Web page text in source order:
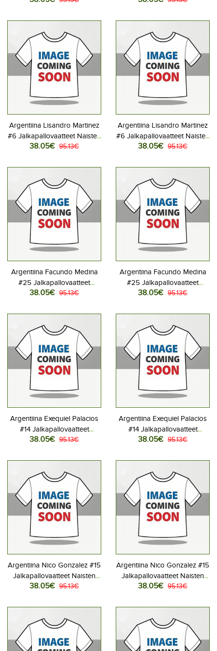
Argentiina Lisandro Martinez
#6 Jalkapallovaatteet Naisten
Kotipaita MM-kisat 2026
38.05€ 95.13€
Argentiina Lisandro Martinez
#6 Jalkapallovaatteet Naisten
Vieraspaita MM-kisat 2026
38.05€ 95.13€
Argentiina Facundo Medina
#25 Jalkapallovaatteet
Naisten Kotipaita MM-kisat
38.05€ 95.13€
Argentiina Facundo Medina
#25 Jalkapallovaatteet
Naisten Vieraspaita MM-kisat
38.05€ 95.13€
Argentiina Exequiel Palacios
#14 Jalkapallovaatteet
Naisten Kotipaita MM-kisat
38.05€ 95.13€
Argentiina Exequiel Palacios
#14 Jalkapallovaatteet
Naisten Vieraspaita MM-kisat
38.05€ 95.13€
Argentiina Nico Gonzalez #15
Jalkapallovaatteet Naisten
Kotipaita MM-kisat 2026
38.05€ 95.13€
Argentiina Nico Gonzalez #15
Jalkapallovaatteet Naisten
Vieraspaita MM-kisat 2026
38.05€ 95.13€